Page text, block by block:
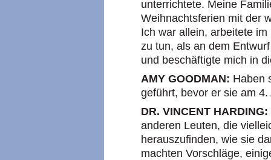
unterrichtete. Meine
Weihnachtsferien mit der
Ich war allein, arbeitete
zu tun, als an dem
und beschäftigte mich in
AMY GOODMAN: Haben
geführt, bevor er sie am
DR. VINCENT HARDING:
anderen Leuten, die
herauszufinden, wie sie
machten Vorschläge,